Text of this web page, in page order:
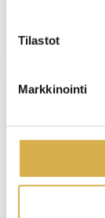
Tilastot
Markkinointi